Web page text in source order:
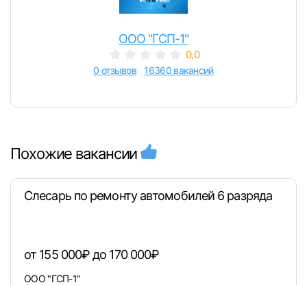
Войти
ООО "ГСП-1"
0,0
0 отзывов 16360 вакансий
Похожие вакансии
Слесарь по ремонту автомобилей 6 разряда
от 155 000₽ до 170 000₽
ООО "ГСП-1"